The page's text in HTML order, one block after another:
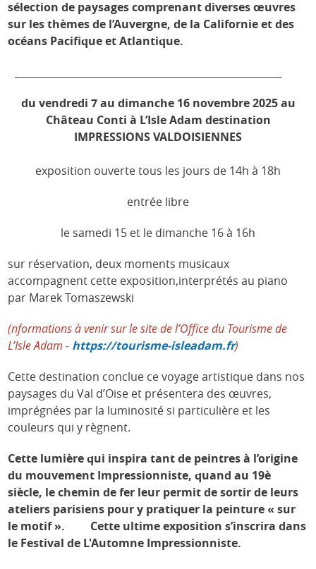
sélection de paysages comprenant diverses œuvres
sur les thèmes de l’Auvergne, de la Californie et des
océans Pacifique et Atlantique.
du vendredi 7 au dimanche 16 novembre 2025 au
Château Conti à L’Isle Adam destination
IMPRESSIONS VALDOISIENNES
exposition ouverte tous les jours de 14h à 18h
entrée libre
le samedi 15 et le dimanche 16 à 16h
sur réservation, deux moments musicaux
accompagnent cette exposition,interprétés au piano
par Marek Tomaszewski
(nformations à venir sur le site de l’Office du Tourisme de
L’Isle Adam - https://tourisme-isleadam.fr)
Cette destination conclue ce voyage artistique dans nos
paysages du Val d’Oise et présentera des œuvres,
imprégnées par la luminosité si particulière et les
couleurs qui y règnent.
Cette lumière qui inspira tant de peintres à l’origine
du mouvement Impressionniste, quand au 19è
siècle, le chemin de fer leur permit de sortir de leurs
ateliers parisiens pour y pratiquer la peinture « sur
le motif ». Cette ultime exposition s’inscrira dans
le Festival de L'Automne Impressionniste.